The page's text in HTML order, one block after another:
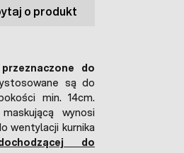
o produkt
do
są do
min. 14cm.
wynosi
wentylacji kurnika
do